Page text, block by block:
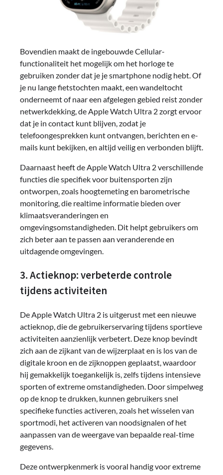
Bovendien maakt de ingebouwde Cellular-
functionaliteit het mogelijk om het horloge te
gebruiken zonder dat je je smartphone nodig hebt. Of
je nu lange fietstochten maakt, een wandeltocht
onderneemt of naar een afgelegen gebied reist zonder
netwerkdekking, de Apple Watch Ultra 2 zorgt ervoor
dat je in contact kunt blijven, zodat je
telefoongesprekken kunt ontvangen, berichten en e-
mails kunt bekijken, en altijd veilig en verbonden blijft.
Daarnaast heeft de Apple Watch Ultra 2 verschillende
functies die specifiek voor buitensporten zijn
ontworpen, zoals hoogtemeting en barometrische
monitoring, die realtime informatie bieden over
klimaatsveranderingen en
omgevingsomstandigheden. Dit helpt gebruikers om
zich beter aan te passen aan veranderende en
uitdagende omgevingen.
3. Actieknop: verbeterde controle
tijdens activiteiten
De Apple Watch Ultra 2 is uitgerust met een nieuwe
actieknop, die de gebruikerservaring tijdens sportieve
activiteiten aanzienlijk verbetert. Deze knop bevindt
zich aan de zijkant van de wijzerplaat en is los van de
digitale kroon en de zijknoppen geplaatst, waardoor
hij gemakkelijk toegankelijk is, zelfs tijdens intensieve
sporten of extreme omstandigheden. Door simpelweg
op de knop te drukken, kunnen gebruikers snel
specifieke functies activeren, zoals het wisselen van
sportmodi, het activeren van noodsignalen of het
aanpassen van de weergave van bepaalde real-time
gegevens.
Deze ontwerpkenmerk is vooral handig voor extreme